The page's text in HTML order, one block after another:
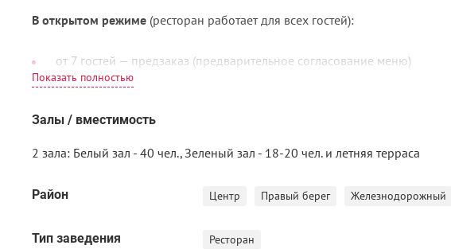
В открытом режиме(ресторан работает для всех гостей):
от 7 гостей — предзаказ (предварительное согласование меню)
средний чек: 2 000–2 500 руб./гость
Минимальная сумма по залам:
Зелёный зал — 50 000 руб.
Залы / вместимость
2 зала: Белый зал - 40 чел., Зеленый зал - 18-20 чел. и летняя терраса
Район Центр Правый берег Железнодорожный
Тип заведения Ресторан